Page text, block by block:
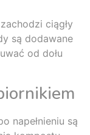
ciągły
są dodawane
od dołu
napełnieniu są